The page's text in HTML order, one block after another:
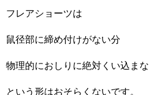
フレアショーツは
鼠径部に締め付けがない分
物理的におしりに絶対くい込ま
という形はおそらくないです。